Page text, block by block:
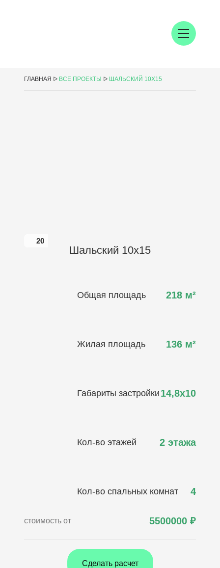
ГЛАВНАЯ ᐅ ВСЕ ПРОЕКТЫ ᐅ ШАЛЬСКИЙ 10Х15
20
20
Шальский 10х15
Общая площадь 218 м²
Жилая площадь 136 м²
Габариты застройки 14,8х10
Кол-во этажей 2 этажа
Кол-во спальных комнат 4
стоимость от 5500000 ₽
Сделать расчет